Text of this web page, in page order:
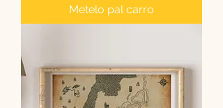
Metelo pal carro